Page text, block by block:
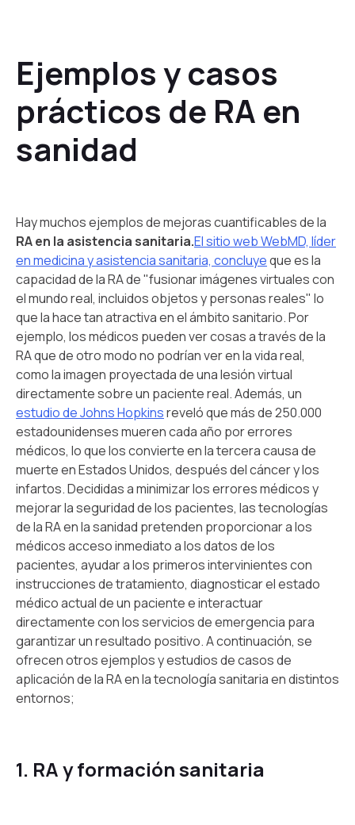
Ejemplos y casos
prácticos de RA en
sanidad
Hay muchos ejemplos de mejoras cuantificables de la
RA en la asistencia sanitaria.El sitio web WebMD, líder
en medicina y asistencia sanitaria, concluyeque es la
capacidad de la RA de "fusionar imágenes virtuales con
el mundo real, incluidos objetos y personas reales" lo
que la hace tan atractiva en el ámbito sanitario. Por
ejemplo, los médicos pueden ver cosas a través de la
RA que de otro modo no podrían ver en la vida real,
como la imagen proyectada de una lesión virtual
directamente sobre un paciente real. Además, un
estudio de Johns Hopkinsreveló que más de 250.000
estadounidenses mueren cada año por errores
médicos, lo que los convierte en la tercera causa de
muerte en Estados Unidos, después del cáncer y los
infartos. Decididas a minimizar los errores médicos y
mejorar la seguridad de los pacientes, las tecnologías
de la RA en la sanidad pretenden proporcionar a los
médicos acceso inmediato a los datos de los
pacientes, ayudar a los primeros intervinientes con
instrucciones de tratamiento, diagnosticar el estado
médico actual de un paciente e interactuar
directamente con los servicios de emergencia para
garantizar un resultado positivo. A continuación, se
ofrecen otros ejemplos y estudios de casos de
aplicación de la RA en la tecnología sanitaria en distintos
entornos;
1. RA y formación sanitaria